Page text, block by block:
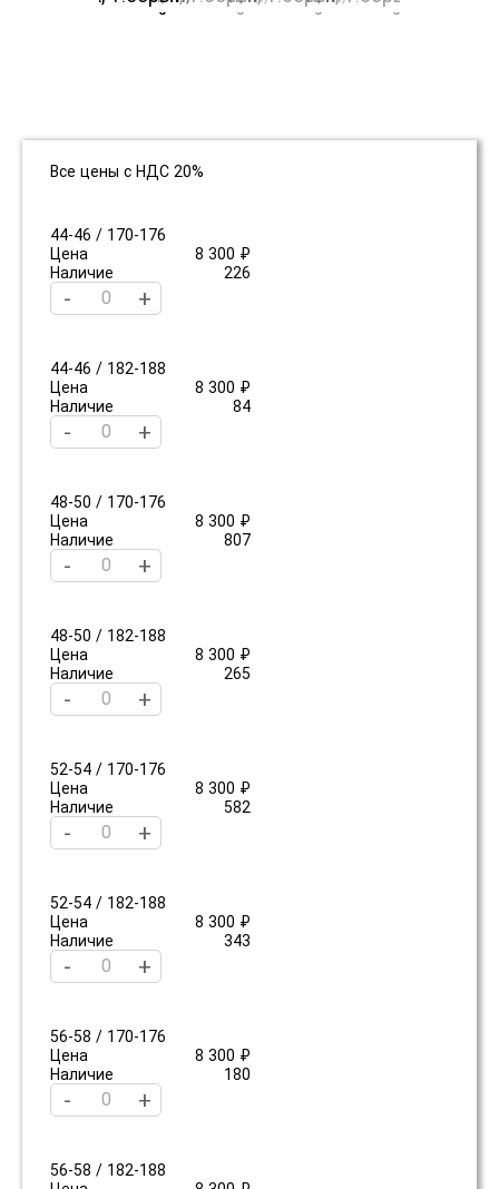
Все цены с НДС 20%
44-46 / 170-176
Цена
8 300 ₽
Наличие
226
- +
44-46 / 182-188
Цена
8 300 ₽
Наличие
84
- +
48-50 / 170-176
Цена
8 300 ₽
Наличие
807
- +
48-50 / 182-188
Цена
8 300 ₽
Наличие
265
- +
52-54 / 170-176
Цена
8 300 ₽
Наличие
582
- +
52-54 / 182-188
Цена
8 300 ₽
Наличие
343
- +
56-58 / 170-176
Цена
8 300 ₽
Наличие
180
- +
56-58 / 182-188